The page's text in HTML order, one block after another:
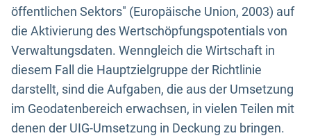
öffentlichen Sektors" (Europäische Union, 2003) auf
die Aktivierung des Wertschöpfungspotentials von
Verwaltungsdaten. Wenngleich die Wirtschaft in
diesem Fall die Hauptzielgruppe der Richtlinie
darstellt, sind die Aufgaben, die aus der Umsetzung
im Geodatenbereich erwachsen, in vielen Teilen mit
denen der UIG-Umsetzung in Deckung zu bringen.